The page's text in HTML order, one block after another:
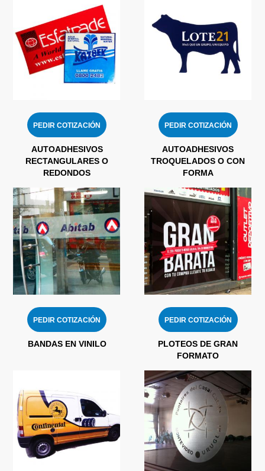
PEDIR COTIZACIÓN
AUTOADHESIVOS
RECTANGULARES O
REDONDOS
PEDIR COTIZACIÓN
AUTOADHESIVOS
TROQUELADOS O CON
FORMA
PEDIR COTIZACIÓN
BANDAS EN VINILO
PEDIR COTIZACIÓN
PLOTEOS DE GRAN
FORMATO